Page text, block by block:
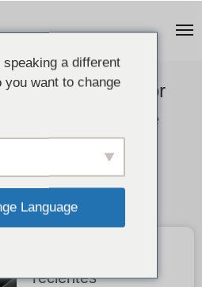
de los pedidos por
de boda y de
artesanales".
06-15
recientes
speaking a different
you want to change
Language